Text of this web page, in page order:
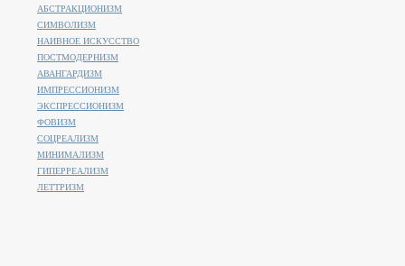
АБСТРАКЦИОНИЗМ
СИМВОЛИЗМ
НАИВНОЕ ИСКУССТВО
ПОСТМОДЕРНИЗМ
АВАНГАРДИЗМ
ИМПРЕССИОНИЗМ
ЭКСПРЕССИОНИЗМ
ФОВИЗМ
СОЦРЕАЛИЗМ
МИНИМАЛИЗМ
ГИПЕРРЕАЛИЗМ
ЛЕТТРИЗМ